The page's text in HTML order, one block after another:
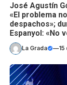
José Agustín
«El problema
despachos»;
Espanyol: «No
La Grada —